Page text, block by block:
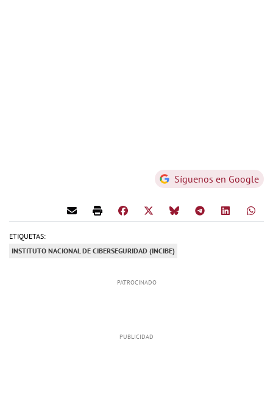
Síguenos en Google
ETIQUETAS:
INSTITUTO NACIONAL DE CIBERSEGURIDAD (INCIBE)